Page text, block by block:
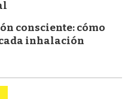
consciente: cómo
inhalación